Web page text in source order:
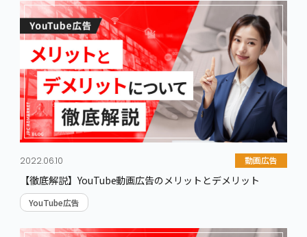
2022.06.10 動画広告
【徹底解説】YouTube動画広告のメリットとデメリット
YouTube広告